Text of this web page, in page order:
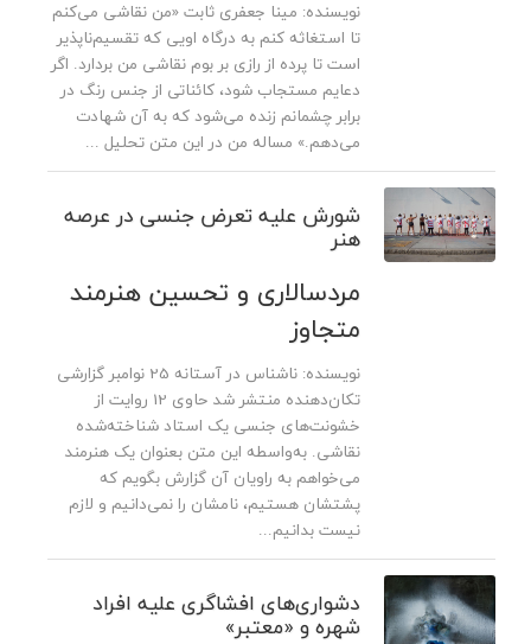
نویسنده: مینا جعفری ثابت «من نقاشی می‌کنم
تا استغاثه کنم به درگاه اویی که تقسیم‌ناپذیر
است تا پرده از رازی بر بوم نقاشی من بردارد. اگر
دعایم مستجاب شود، کائناتی از جنس رنگ در
برابر چشمانم زنده می‌شود که به آن شهادت
می‌دهم.» مساله من در این متن تحلیل ...
شورش علیه تعرض جنسی در عرصه
هنر
مردسالاری و تحسین هنرمند
متجاوز
نویسنده: ناشناس در آستانه 25 نوامبر گزارشی
تکان‌دهنده منتشر شد حاوی 12 روایت از
خشونت‌های جنسی یک استاد شناخته‌شده
نقاشی. به‌واسطه این متن بعنوان یک هنرمند
می‌خواهم به راویان آن گزارش بگویم که
پشتشان هستیم، نامشان را نمی‌دانیم و لازم
نیست بدانیم...
دشواری‌های افشاگری علیه افراد
شهره و «معتبر»